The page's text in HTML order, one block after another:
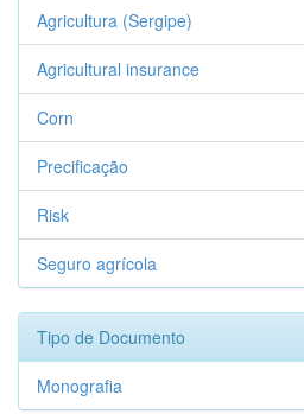
Agricultura (Sergipe)
Agricultural insurance
Corn
Precificação
Risk
Seguro agrícola
Tipo de Documento
Monografia